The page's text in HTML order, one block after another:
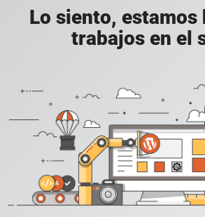
Lo siento, estamos
trabajos en el